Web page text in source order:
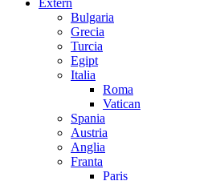
Bulgaria
Grecia
Turcia
Egipt
Italia
Roma
Vatican
Spania
Austria
Anglia
Franta
Paris